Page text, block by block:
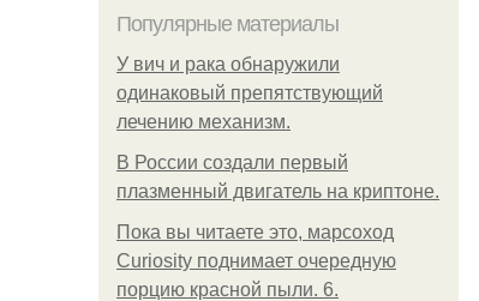
Популярные материалы
У вич и рака обнаружили
одинаковый препятствующий
лечению механизм.
В России создали первый
плазменный двигатель на криптоне.
Пока вы читаете это, марсоход
Curiosity поднимает очередную
порцию красной пыли. 6.